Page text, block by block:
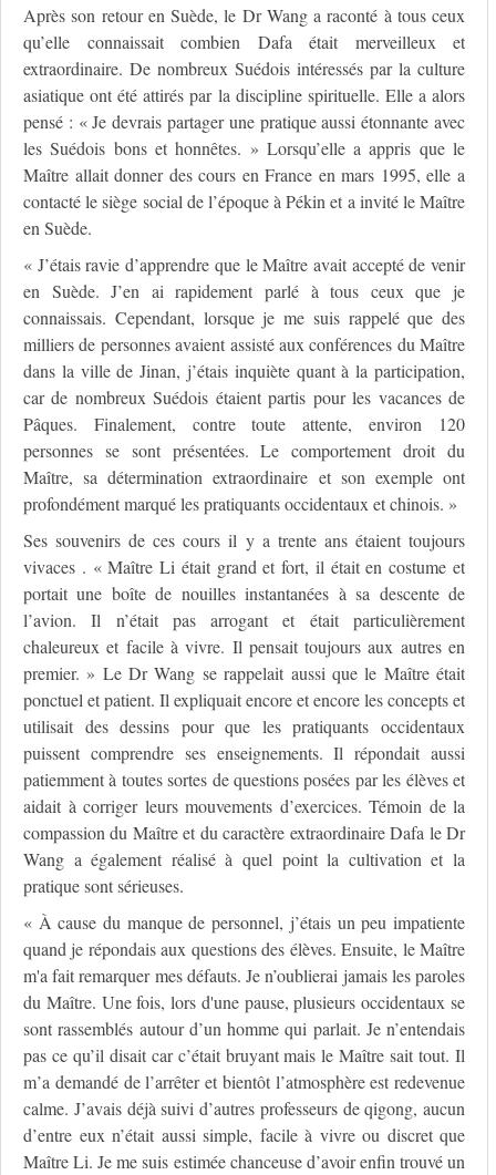
Après son retour en Suède, le Dr Wang a raconté à tous ceux
qu’elle connaissait combien Dafa était merveilleux et
extraordinaire. De nombreux Suédois intéressés par la culture
asiatique ont été attirés par la discipline spirituelle. Elle a alors
pensé : « Je devrais partager une pratique aussi étonnante avec
les Suédois bons et honnêtes. » Lorsqu’elle a appris que le
Maître allait donner des cours en France en mars 1995, elle a
contacté le siège social de l’époque à Pékin et a invité le Maître
en Suède.
« J’étais ravie d’apprendre que le Maître avait accepté de venir
en Suède. J’en ai rapidement parlé à tous ceux que je
connaissais. Cependant, lorsque je me suis rappelé que des
milliers de personnes avaient assisté aux conférences du Maître
dans la ville de Jinan, j’étais inquiète quant à la participation,
car de nombreux Suédois étaient partis pour les vacances de
Pâques. Finalement, contre toute attente, environ 120
personnes se sont présentées. Le comportement droit du
Maître, sa détermination extraordinaire et son exemple ont
profondément marqué les pratiquants occidentaux et chinois. »
Ses souvenirs de ces cours il y a trente ans étaient toujours
vivaces . « Maître Li était grand et fort, il était en costume et
portait une boîte de nouilles instantanées à sa descente de
l’avion. Il n’était pas arrogant et était particulièrement
chaleureux et facile à vivre. Il pensait toujours aux autres en
premier. » Le Dr Wang se rappelait aussi que le Maître était
ponctuel et patient. Il expliquait encore et encore les concepts et
utilisait des dessins pour que les pratiquants occidentaux
puissent comprendre ses enseignements. Il répondait aussi
patiemment à toutes sortes de questions posées par les élèves et
aidait à corriger leurs mouvements d’exercices. Témoin de la
compassion du Maître et du caractère extraordinaire Dafa le Dr
Wang a également réalisé à quel point la cultivation et la
pratique sont sérieuses.
« À cause du manque de personnel, j’étais un peu impatiente
quand je répondais aux questions des élèves. Ensuite, le Maître
m'a fait remarquer mes défauts. Je n’oublierai jamais les paroles
du Maître. Une fois, lors d'une pause, plusieurs occidentaux se
sont rassemblés autour d’un homme qui parlait. Je n’entendais
pas ce qu’il disait car c’était bruyant mais le Maître sait tout. Il
m’a demandé de l’arrêter et bientôt l’atmosphère est redevenue
calme. J’avais déjà suivi d’autres professeurs de qigong, aucun
d’entre eux n’était aussi simple, facile à vivre ou discret que
Maître Li. Je me suis estimée chanceuse d’avoir enfin trouvé un